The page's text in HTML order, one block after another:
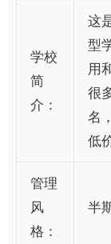
学校
简
介：
这
型
用
很
名
低
管理
风
格：
半